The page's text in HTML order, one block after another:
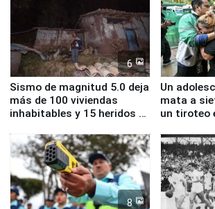
6
Sismo de magnitud 5.0 deja
más de 100 viviendas
inhabitables y 15 heridos en
Un
mata a
un tiroteo
8